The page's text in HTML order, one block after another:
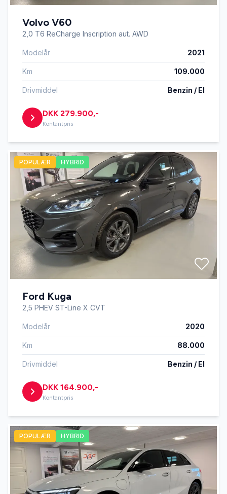
Volvo V60
2,0 T6 ReCharge Inscription aut. AWD
Modelår 2021
Km 109.000
Drivmiddel Benzin / El
DKK 279.900,-
Kontantpris
POPULÆR HYBRID
Ford Kuga
2,5 PHEV ST-Line X CVT
Modelår 2020
Km 88.000
Drivmiddel Benzin / El
DKK 164.900,-
Kontantpris
POPULÆR HYBRID